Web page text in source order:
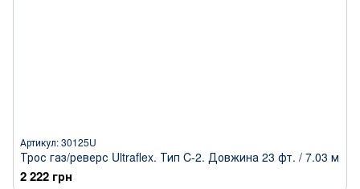
Артикул: 30125U
Трос газ/реверс Ultraflex. Тип C-2. Довжина 23 фт. / 7.03 м
2 222 грн